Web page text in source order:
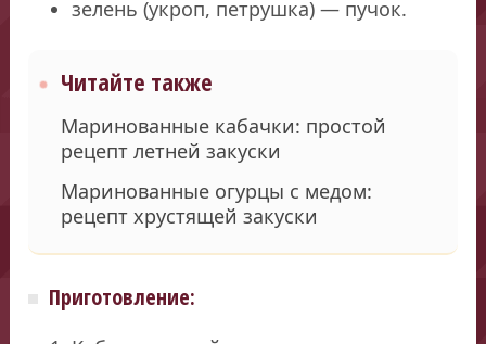
зелень (укроп, петрушка) — пучок.
Читайте также
Маринованные кабачки: простой
рецепт летней закуски
Маринованные огурцы с медом:
рецепт хрустящей закуски
Приготовление: